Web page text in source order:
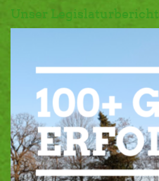
Unser Legislaturbericht